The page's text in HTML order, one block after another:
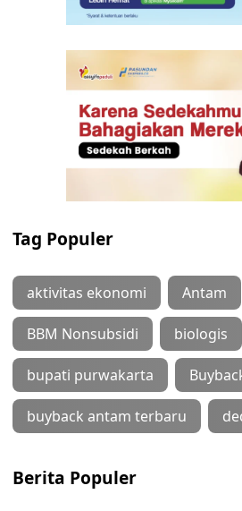
Tag Populer
aktivitas ekonomi Antam
BBM Nonsubsidi biologis
bupati purwakarta
buyback antam terbaru
Berita Populer